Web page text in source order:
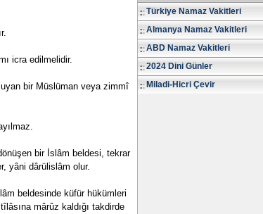
icra edilmelidir.
bir Müslüman veya zimmî
bir İslâm beldesi, tekrar
yâni dârülislâm olur.
beldesinde küfür hükümleri
mârûz kaldığı takdirde
Türkiye Namaz Vakitleri
Almanya Namaz Vakitleri
ABD Namaz Vakitleri
2024 Dini Günler
Miladi-Hicri Çevir